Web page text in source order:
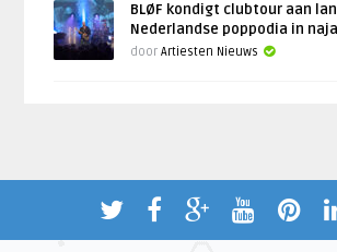
BLØF kondigt clubtour aan
Nederlandse poppodia in
doorArtiesten Nieuws